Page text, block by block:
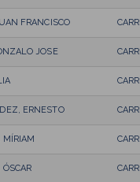
FRANCISCO
JOSE
ERNESTO
MÍRIAM